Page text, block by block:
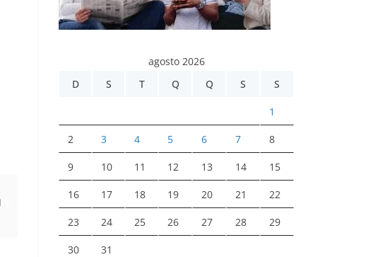
agosto 2026
D
S T Q Q S S
1
2 3 4 5 6 7 8
9 10 11 12 13 14 15
16 17 18 19 20 21 22
23 24 25 26 27 28 29
30 31